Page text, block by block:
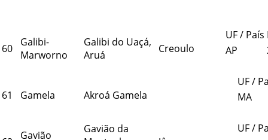
60
Galibi-
Marworno
Galibi do Uaçá,
Aruá
Creoulo
UF / País
AP
61 Gamela Akroá Gamela
UF /
MA
Gavião
Gavião da
UF /